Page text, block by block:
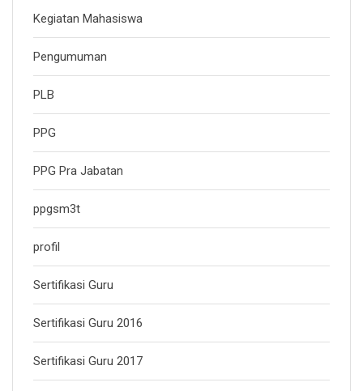
Kegiatan Mahasiswa
Pengumuman
PLB
PPG
PPG Pra Jabatan
ppgsm3t
profil
Sertifikasi Guru
Sertifikasi Guru 2016
Sertifikasi Guru 2017